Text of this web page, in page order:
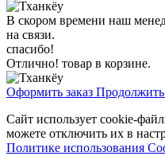
В скором времени наш
на связи.
спасибо!
Отлично! товар в корзине.
Оформить заказ
Сайт использует cookie-
можете отключить их в
Политике использования